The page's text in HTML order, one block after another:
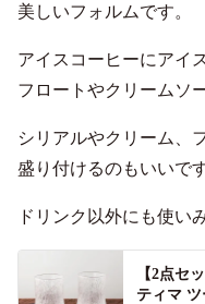
美しいフォルムです。
アイスコーヒーにアイ
フロートやクリームソ
シリアルやクリーム、
盛り付けるのもいいで
ドリンク以外にも使い
【2点セ
ティマ